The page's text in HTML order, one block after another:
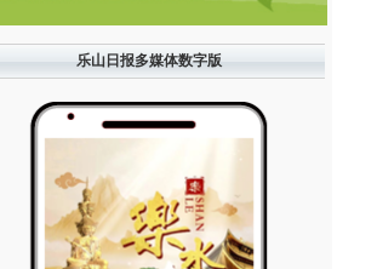
乐山日报多媒体数字版